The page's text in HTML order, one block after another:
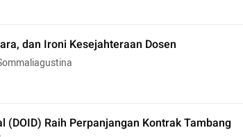
dan Ironi Kesejahteraan Dosen
(DOID) Raih Perpanjangan Kontrak Tambang